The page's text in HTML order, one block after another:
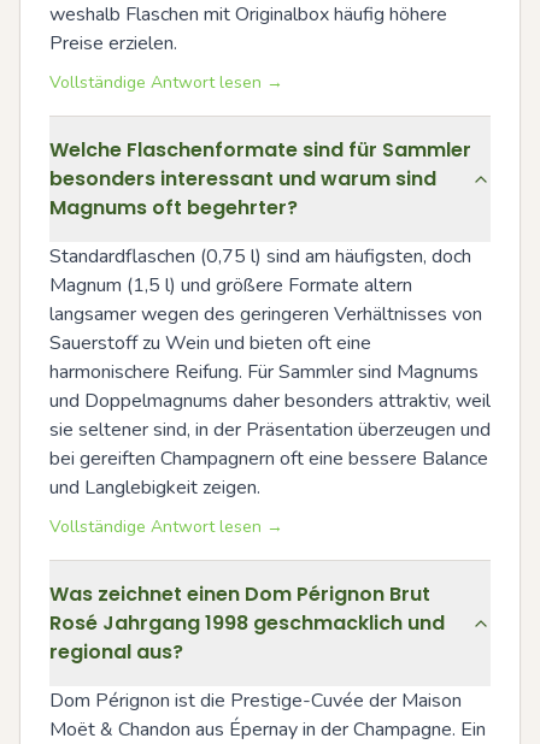
weshalb Flaschen mit Originalbox häufig höhere
Preise erzielen.
Vollständige Antwort lesen →
Welche Flaschenformate sind für Sammler
besonders interessant und warum sind
Magnums oft begehrter?
Standardflaschen (0,75 l) sind am häufigsten, doch
Magnum (1,5 l) und größere Formate altern
langsamer wegen des geringeren Verhältnisses von
Sauerstoff zu Wein und bieten oft eine
harmonischere Reifung. Für Sammler sind Magnums
und Doppelmagnums daher besonders attraktiv, weil
sie seltener sind, in der Präsentation überzeugen und
bei gereiften Champagnern oft eine bessere Balance
und Langlebigkeit zeigen.
Vollständige Antwort lesen →
Was zeichnet einen Dom Pérignon Brut
Rosé Jahrgang 1998 geschmacklich und
regional aus?
Dom Pérignon ist die Prestige-Cuvée der Maison
Moët & Chandon aus Épernay in der Champagne. Ein